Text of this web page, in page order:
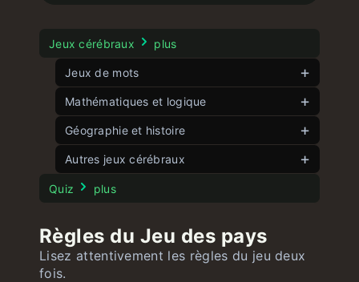
Jeux cérébraux plus
Jeux de mots
Wordle français illimité
Mots doubles illimité
Le Mot Wordle illimité
Mots rapides
Mathématiques et logique
Jeu d’angle illimité
Cinq angles illimité
8 Puzzle
Jeu des nombres illimité
Géographie et histoire
Jeu des drapeaux
Jeu des pays
Jeu des drapeaux américains illimité
Autres jeux cérébraux
Test de Stroop
Quiz plus
Règles du Jeu des pays
Lisez attentivement les règles du jeu deux
fois.